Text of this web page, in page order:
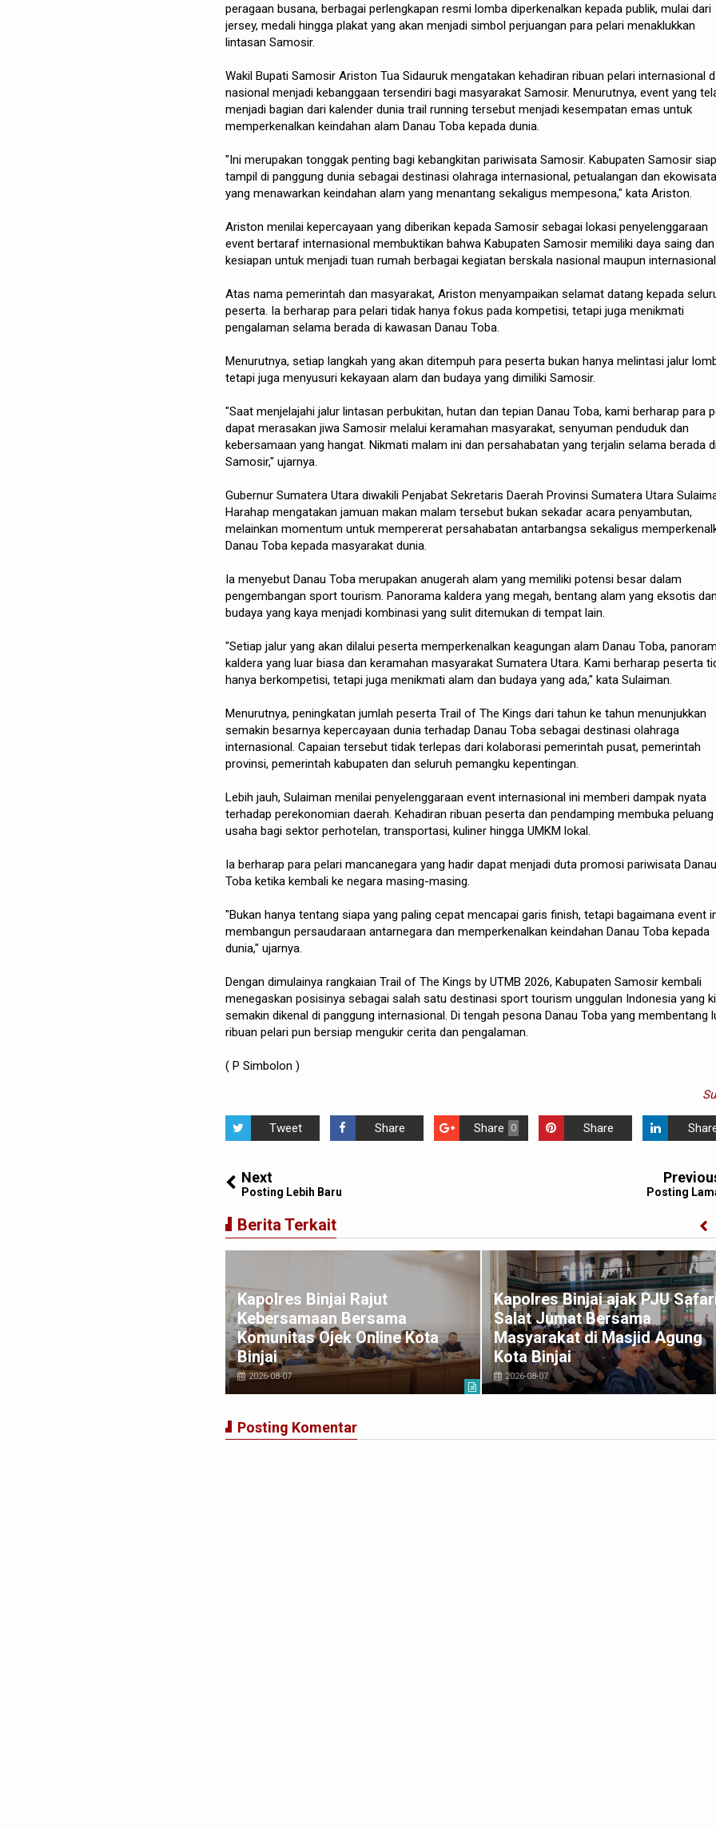
peragaan busana, berbagai perlengkapan resmi lomba diperkenalkan kepada publik, mulai dari
jersey, medali hingga plakat yang akan menjadi simbol perjuangan para pelari menaklukkan
lintasan Samosir.
Wakil Bupati Samosir Ariston Tua Sidauruk mengatakan kehadiran ribuan pelari internasional
nasional menjadi kebanggaan tersendiri bagi masyarakat Samosir. Menurutnya, event yang
menjadi bagian dari kalender dunia trail running tersebut menjadi kesempatan emas untuk
memperkenalkan keindahan alam Danau Toba kepada dunia.
"Ini merupakan tonggak penting bagi kebangkitan pariwisata Samosir. Kabupaten Samosir siap
tampil di panggung dunia sebagai destinasi olahraga internasional, petualangan dan ekowisata
yang menawarkan keindahan alam yang menantang sekaligus mempesona," kata Ariston.
Ariston menilai kepercayaan yang diberikan kepada Samosir sebagai lokasi penyelenggaraan
event bertaraf internasional membuktikan bahwa Kabupaten Samosir memiliki daya saing dan
kesiapan untuk menjadi tuan rumah berbagai kegiatan berskala nasional maupun
Atas nama pemerintah dan masyarakat, Ariston menyampaikan selamat datang kepada
peserta. Ia berharap para pelari tidak hanya fokus pada kompetisi, tetapi juga menikmati
pengalaman selama berada di kawasan Danau Toba.
Menurutnya, setiap langkah yang akan ditempuh para peserta bukan hanya melintasi jalur
tetapi juga menyusuri kekayaan alam dan budaya yang dimiliki Samosir.
"Saat menjelajahi jalur lintasan perbukitan, hutan dan tepian Danau Toba, kami berharap para
dapat merasakan jiwa Samosir melalui keramahan masyarakat, senyuman penduduk dan
kebersamaan yang hangat. Nikmati malam ini dan persahabatan yang terjalin selama berada
Samosir," ujarnya.
Gubernur Sumatera Utara diwakili Penjabat Sekretaris Daerah Provinsi Sumatera Utara
Harahap mengatakan jamuan makan malam tersebut bukan sekadar acara penyambutan,
melainkan momentum untuk mempererat persahabatan antarbangsa sekaligus
Danau Toba kepada masyarakat dunia.
Ia menyebut Danau Toba merupakan anugerah alam yang memiliki potensi besar dalam
pengembangan sport tourism. Panorama kaldera yang megah, bentang alam yang eksotis dan
budaya yang kaya menjadi kombinasi yang sulit ditemukan di tempat lain.
"Setiap jalur yang akan dilalui peserta memperkenalkan keagungan alam Danau Toba,
kaldera yang luar biasa dan keramahan masyarakat Sumatera Utara. Kami berharap peserta
hanya berkompetisi, tetapi juga menikmati alam dan budaya yang ada," kata Sulaiman.
Menurutnya, peningkatan jumlah peserta Trail of The Kings dari tahun ke tahun menunjukkan
semakin besarnya kepercayaan dunia terhadap Danau Toba sebagai destinasi olahraga
internasional. Capaian tersebut tidak terlepas dari kolaborasi pemerintah pusat, pemerintah
provinsi, pemerintah kabupaten dan seluruh pemangku kepentingan.
Lebih jauh, Sulaiman menilai penyelenggaraan event internasional ini memberi dampak nyata
terhadap perekonomian daerah. Kehadiran ribuan peserta dan pendamping membuka peluang
usaha bagi sektor perhotelan, transportasi, kuliner hingga UMKM lokal.
Ia berharap para pelari mancanegara yang hadir dapat menjadi duta promosi pariwisata Danau
Toba ketika kembali ke negara masing-masing.
"Bukan hanya tentang siapa yang paling cepat mencapai garis finish, tetapi bagaimana event
membangun persaudaraan antarnegara dan memperkenalkan keindahan Danau Toba kepada
dunia," ujarnya.
Dengan dimulainya rangkaian Trail of The Kings by UTMB 2026, Kabupaten Samosir kembali
menegaskan posisinya sebagai salah satu destinasi sport tourism unggulan Indonesia yang
semakin dikenal di panggung internasional. Di tengah pesona Danau Toba yang membentang
ribuan pelari pun bersiap mengukir cerita dan pengalaman.
( P Simbolon )
Tweet Share 0
Share Share
Next
Posting Lebih Baru Posting
Berita Terkait
Kapolres Binjai Rajut
Kebersamaan Bersama
Komunitas Ojek Online Kota
Binjai
2026-08-07
Kapolres Binjai ajak PJU
Salat Jumat Bersama
Masyarakat di Masjid Agung
Kota Binjai
2026-08-07
Posting Komentar